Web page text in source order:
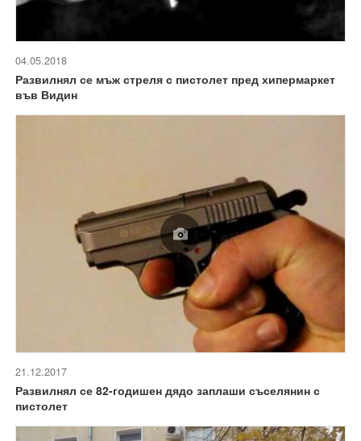
04.05.2018
Развилнял се мъж стреля с пистолет пред хипермаркет
във Видин
21.12.2017
Развилнял се 82-годишен дядо заплаши съселянин с
пистолет